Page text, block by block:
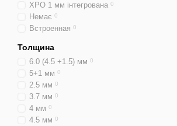
XPO 1 мм інтегрована 0
Немає 0
Встроенная 0
Толщина
6.0 (4.5 +1.5) мм 0
5+1 мм 0
2.5 мм 0
3.7 мм 0
4 мм 0
4.5 мм 0